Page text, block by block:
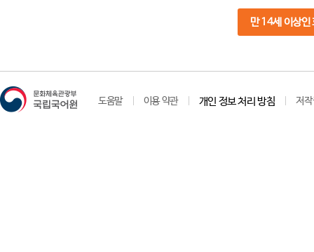
만 14세 이상인
도움말 이용 약관 개인 정보 처리 방침 저